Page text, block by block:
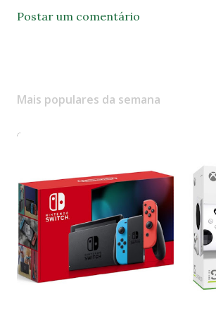
Postar um comentário
Mais populares da semana